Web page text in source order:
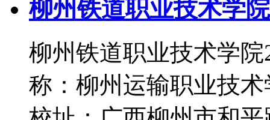
柳州铁道职业技术学
柳州铁道职业技术学
称：柳州运输职业技